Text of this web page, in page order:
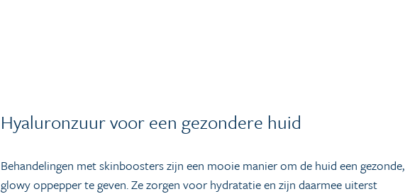
Hyaluronzuur voor een gezondere huid
Behandelingen met skinboosters zijn een mooie manier om de huid een gezonde,
glowy oppepper te geven. Ze zorgen voor hydratatie en zijn daarmee uiterst